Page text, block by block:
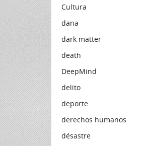
Cultura
dana
dark matter
death
DeepMind
delito
deporte
derechos humanos
désastre